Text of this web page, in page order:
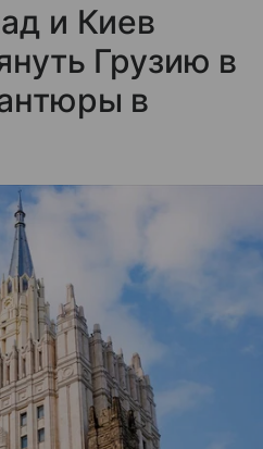
и Киев
Грузию в
в